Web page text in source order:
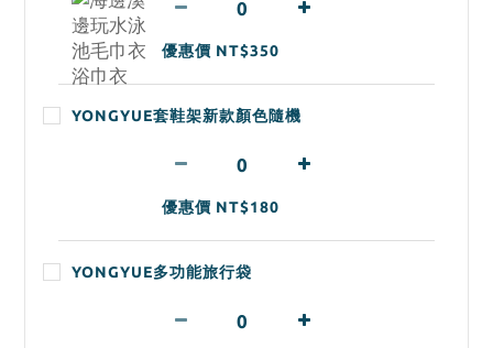
優惠價 NT$350
YONGYUE套鞋架新款顏色隨機
優惠價 NT$180
YONGYUE多功能旅行袋